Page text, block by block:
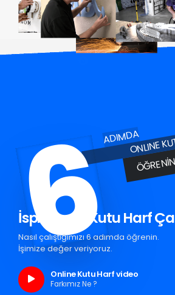
6ADIMDAONLINE
ÖĞRENIN
İspir Krom Kutu Harf
Nasıl çalıştığımızı 6 adımda öğrenin.
İşimize değer veriyoruz.
Online Kutu Harf video
Farkımız Ne ?